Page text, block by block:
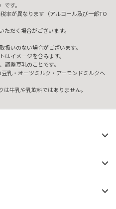
す。
率が異なります（アルコール及び一部TO
だく場合がございます。
いのない場合がございます。
イメージを含みます。
調整豆乳のことです。
乳・オーツミルク・アーモンドミルクへ
牛乳や乳飲料ではありません。